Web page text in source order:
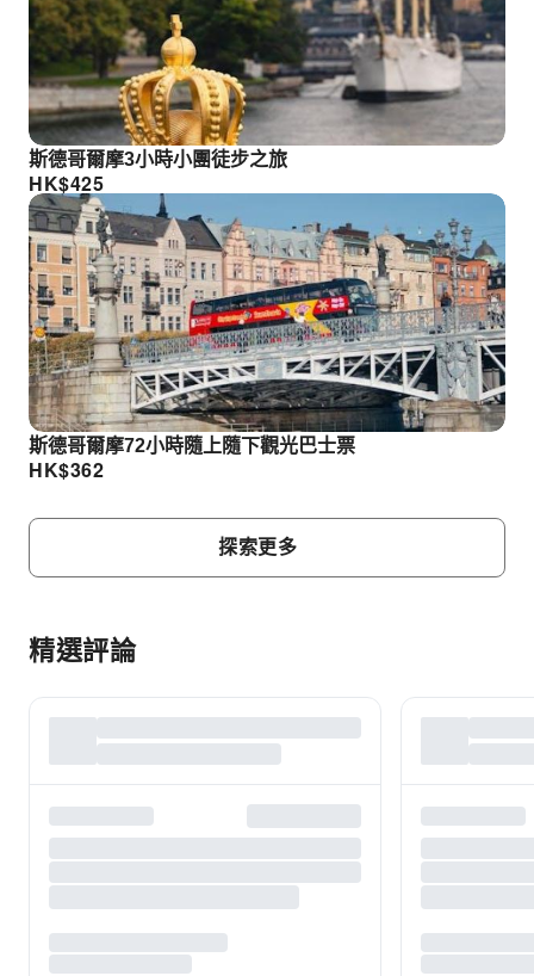
斯德哥爾摩3小時小團徒步之旅
HK$425
斯德哥爾摩72小時隨上隨下觀光巴士票
HK$362
探索更多
精選評論